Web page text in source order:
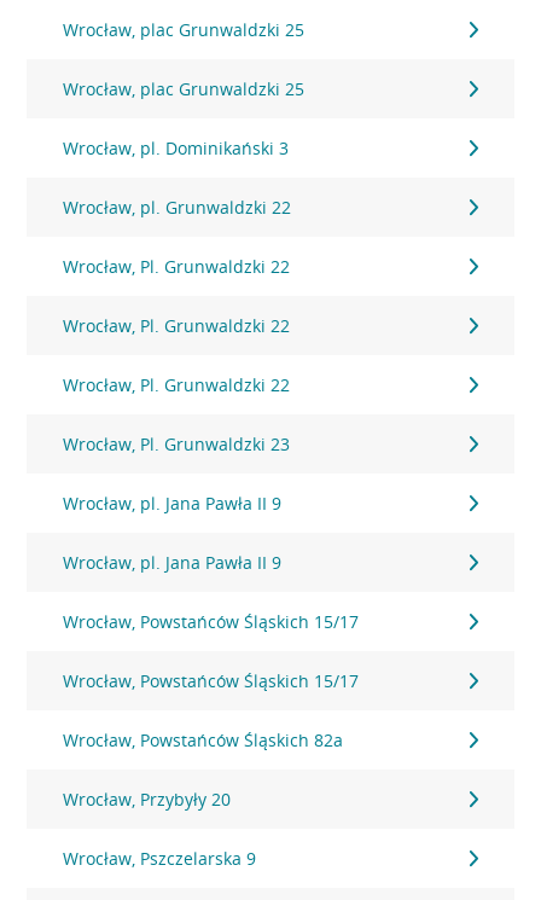
Wrocław, plac Grunwaldzki 25
Wrocław, plac Grunwaldzki 25
Wrocław, pl. Dominikański 3
Wrocław, pl. Grunwaldzki 22
Wrocław, Pl. Grunwaldzki 22
Wrocław, Pl. Grunwaldzki 22
Wrocław, Pl. Grunwaldzki 22
Wrocław, Pl. Grunwaldzki 23
Wrocław, pl. Jana Pawła II 9
Wrocław, pl. Jana Pawła II 9
Wrocław, Powstańców Śląskich 15/17
Wrocław, Powstańców Śląskich 15/17
Wrocław, Powstańców Śląskich 82a
Wrocław, Przybyły 20
Wrocław, Pszczelarska 9